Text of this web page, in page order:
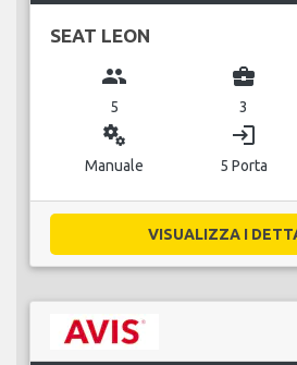
SEAT LEON
group
5
business_center
3
miscellaneous_services
Manuale
login
5 Porta
VISUALIZZA I